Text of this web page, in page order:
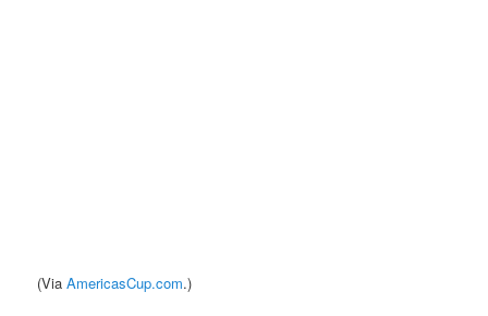
(ViaAmericasCup.com.)